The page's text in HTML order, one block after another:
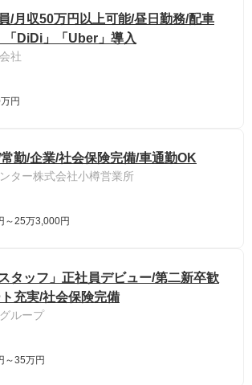
/月収50万円以上可能/昼日勤務/配車
「DiDi」「Uber」導入
社
円
勤/企業/社会保険完備/車通勤OK
ター株式会社小樽営業所
～25万3,000円
タッフ」正社員デビュー/第二新卒歓
充実/社会保険完備
ループ
～35万円